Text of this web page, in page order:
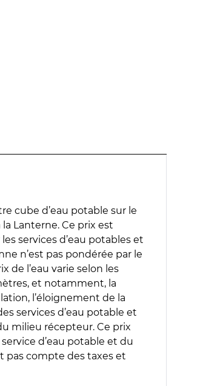
cube d’eau potable sur le
Lanterne. Ce prix est
services d’eau potables et
n’est pas pondérée par le
de l’eau varie selon les
et notamment, la
l’éloignement de la
services d’eau potable et
milieu récepteur. Ce prix
d’eau potable et du
pas compte des taxes et